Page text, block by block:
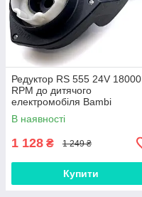
Редуктор RS 555 24V 18000
RPM до дитячого
електромобіля Bambi
В наявності
1 128 ₴ 1 249 ₴
Купити